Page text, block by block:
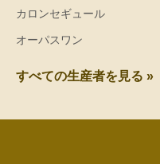
カロンセギュール
オーパスワン
すべての生産者を見る »